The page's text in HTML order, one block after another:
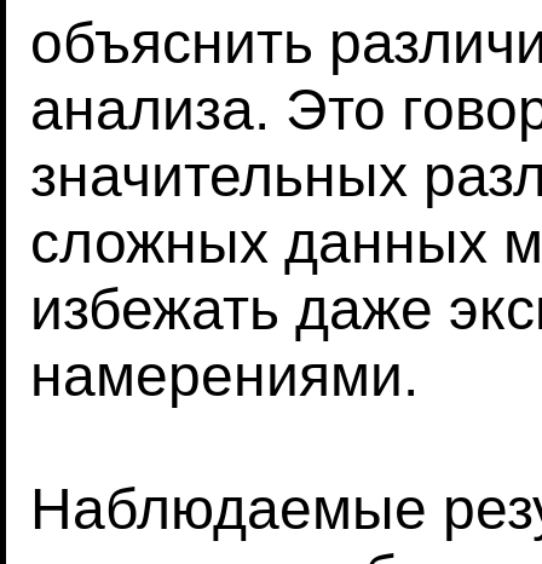
объяснить
анализа. Это
значительных
сложных данных
избежать даже
намерениями.
Наблюдаемые